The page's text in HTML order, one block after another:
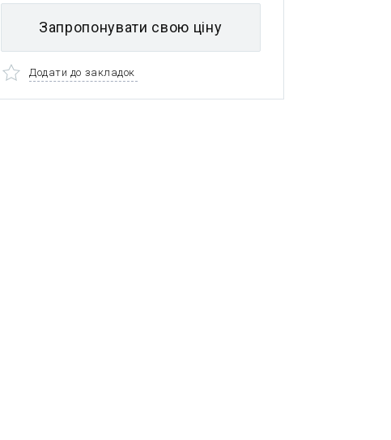
Запропонувати свою ціну
Додати до закладок